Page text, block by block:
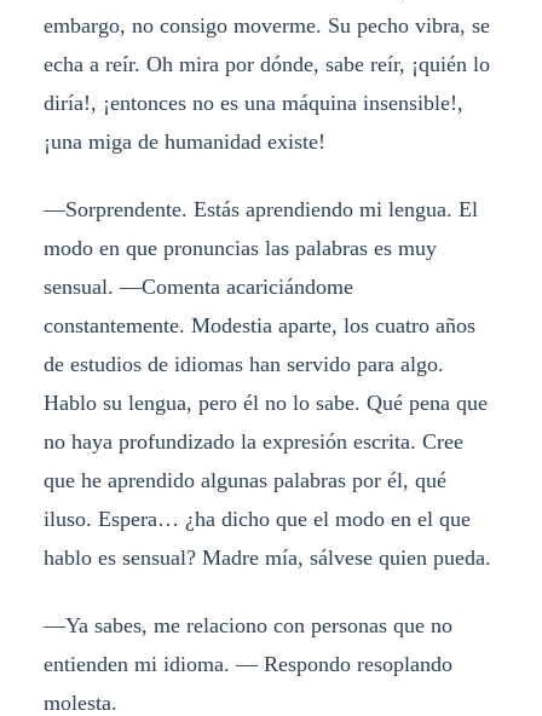
embargo, no consigo moverme. Su pecho vibra, se
echa a reír. Oh mira por dónde, sabe reír, ¡quién lo
diría!, ¡entonces no es una máquina insensible!,
¡una miga de humanidad existe!
—Sorprendente. Estás aprendiendo mi lengua. El
modo en que pronuncias las palabras es muy
sensual. —Comenta acariciándome
constantemente. Modestia aparte, los cuatro años
de estudios de idiomas han servido para algo.
Hablo su lengua, pero él no lo sabe. Qué pena que
no haya profundizado la expresión escrita. Cree
que he aprendido algunas palabras por él, qué
iluso. Espera… ¿ha dicho que el modo en el que
hablo es sensual? Madre mía, sálvese quien pueda.
—Ya sabes, me relaciono con personas que no
entienden mi idioma. — Respondo resoplando
molesta.